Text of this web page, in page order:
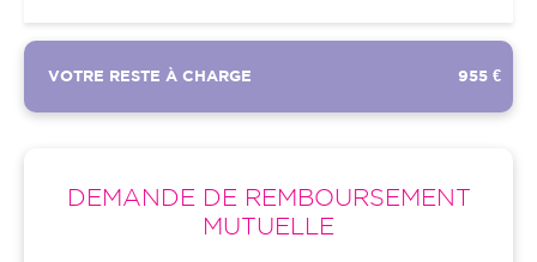
VOTRE RESTE À CHARGE 955 €
DEMANDE DE REMBOURSEMENT
MUTUELLE